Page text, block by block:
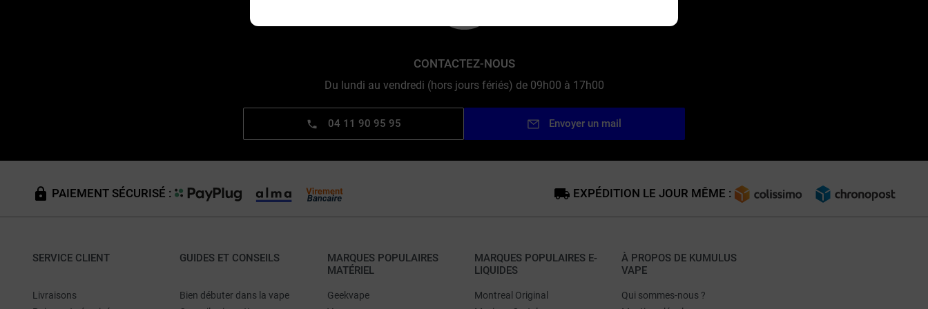
CONTACTEZ-NOUS
Du lundi au vendredi (hors jours fériés) de 09h00 à 17h00
04 11 90 95 95 Envoyer un mail
PAIEMENT SÉCURISÉ : EXPÉDITION LE JOUR MÊME :
SERVICE CLIENT
Livraisons
GUIDES ET CONSEILS
Bien débuter dans la vape
MARQUES POPULAIRES
MATÉRIEL
Geekvape
MARQUES POPULAIRES E-
LIQUIDES
Montreal Original
À PROPOS DE KUMULUS
VAPE
Qui sommes-nous ?